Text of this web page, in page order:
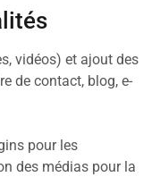
vidéos) et ajout des
de contact, blog, e-
pour les
des médias pour la